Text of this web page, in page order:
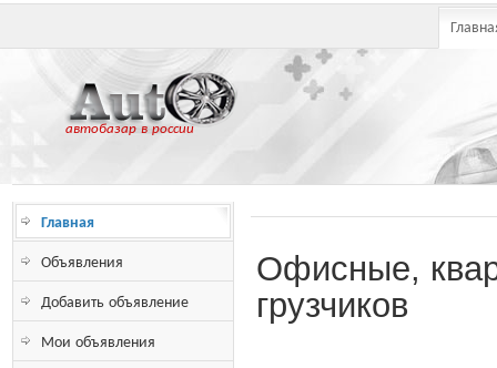
автобазар в россии
Главная
Объявления
Добавить объявление
Мои объявления
Офисные,
грузчиков